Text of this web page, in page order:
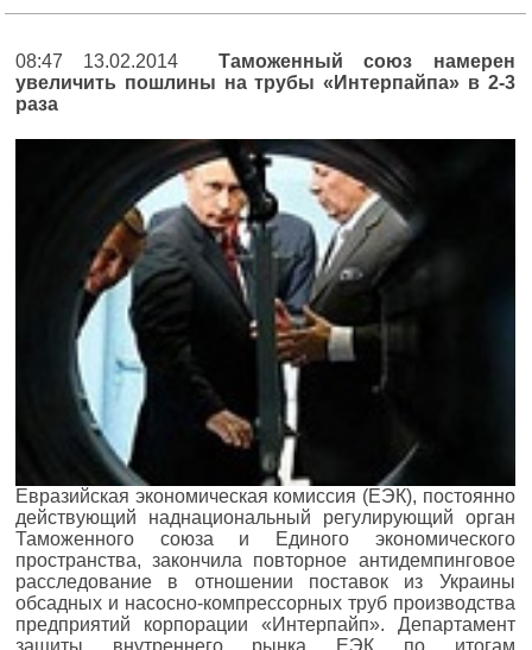
08:47 13.02.2014Таможенный союз намерен
увеличить пошлины на трубы «Интерпайпа» в 2‑3
раза
Евразийская экономическая комиссия (ЕЭК), постоянно
действующий наднациональный регулирующий орган
Таможенного союза и Единого экономического
пространства, закончила повторное антидемпинговое
расследование в отношении поставок из Украины
обсадных и насосно-компрессорных труб производства
предприятий корпорации «Интерпайп». Департамент
защиты внутреннего рынка ЕЭК по итогам